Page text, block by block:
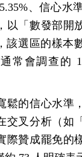
、信心水
以「數發部開
該選區的樣本
常會調查的
鬆的信心水準
交叉分析（如
際贊成罷免的